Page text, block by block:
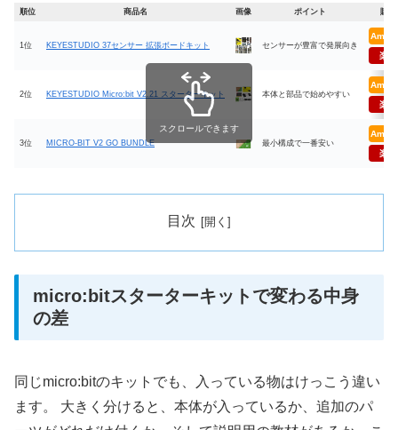
順位 商品名 画像 ポイント 購入
1位 KEYESTUDIO 37センサー 拡張ボードキット センサーが豊富で発展向き
楽天
2位 KEYESTUDIO Micro:bit V2.21 スターターキット 本体と部品で始めやすい
楽天
3位 MICRO-BIT V2 GO BUNDLE 最小構成で一番安い
楽天
スクロールできます
目次
micro:bitスターターキットで変わる中身
の差
同じmicro:bitのキットでも、入っている物はけっこう違い
ます。 大きく分けると、本体が入っているか、追加のパ